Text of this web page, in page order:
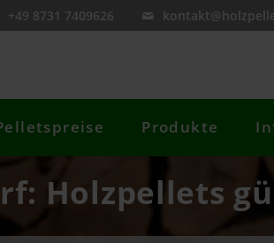
+49 8731 7409626
Produkte
Holzpellets